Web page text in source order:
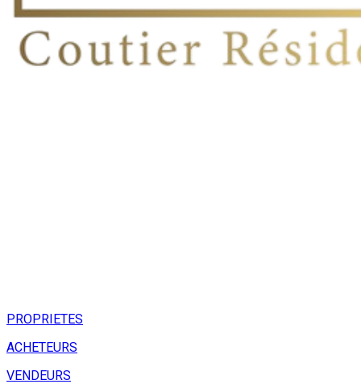
PROPRIETES
ACHETEURS
VENDEURS